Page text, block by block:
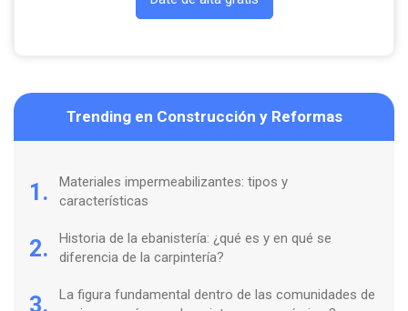
Trending en Construcción y Reformas
1.
Materiales impermeabilizantes: tipos y
características
2.
Historia de la ebanistería: ¿qué es y en qué se
diferencia de la carpintería?
3.
La figura fundamental dentro de las comunidades de